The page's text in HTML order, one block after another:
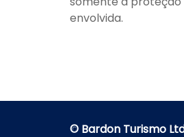
envolvida.
© Bardon Turismo